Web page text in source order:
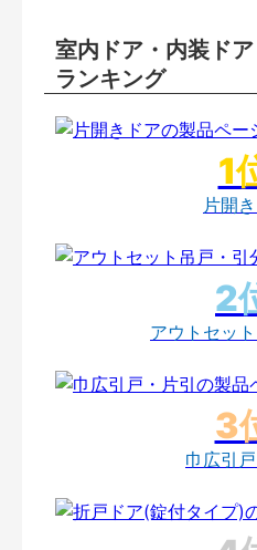
室内ドア・内装ド
ランキング
片開
アウトセッ
巾広引